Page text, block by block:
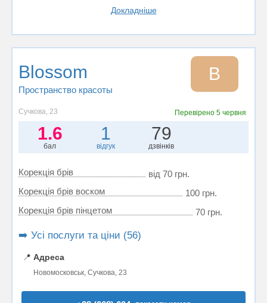
Докладніше
Blossom
Пространство красоты
B
Сучкова, 23 Перевірено 5 червня
1.6
бал
1
відгук
79
дзвінків
Корекція брів
від 70 грн.
Корекція брів воском
100 грн.
Корекція брів пінцетом
70 грн.
➡️ Усі послуги та ціни (56)
📍 Адреса
Новомосковськ, Сучкова, 23